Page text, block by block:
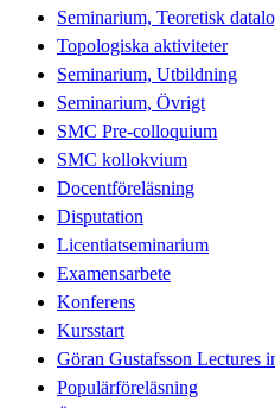
Seminarium, Teoretisk
Topologiska aktiviteter
Seminarium, Utbildning
Seminarium, Övrigt
SMC Pre-colloquium
SMC kollokvium
Docentföreläsning
Disputation
Licentiatseminarium
Examensarbete
Konferens
Kursstart
Göran Gustafsson Lectures
Populärföreläsning